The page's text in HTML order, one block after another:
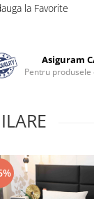
la Favorite
Asiguram
Pentru